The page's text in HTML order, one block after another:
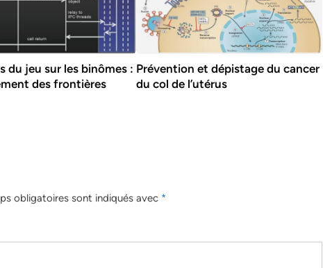
du jeu sur les binômes :
des frontières
Prévention et dépistage du cancer
du col de l’utérus
obligatoires sont indiqués avec *